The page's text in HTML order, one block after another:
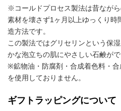
※コールドプロセス製法は昔ながら
素材を壊さず1ヶ月以上ゆっくり時
造方法です。
この製法ではグリセリンという保
かな泡立ちの肌にやさしい石鹸がで
※鉱物油・防腐剤・合成着色料・
を使用しておりません。
ギフトラッピングについて